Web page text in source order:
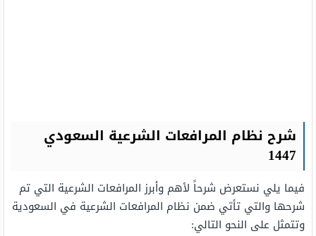
شرح نظام المرافعات الشرعية السعودي
1447
فيما يلي نستعرض شرحاً لأهم وأبرز المرافعات الشرعية التي تم
شرحها والتي تأتي ضمن نظام المرافعات الشرعية في السعودية
وتتمثل على النحو التالي: